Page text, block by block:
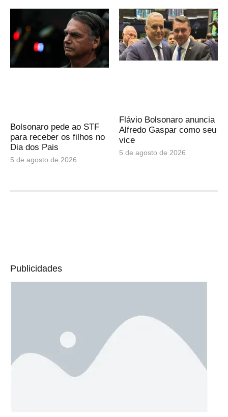
Bolsonaro pede ao STF
para receber os filhos no
Dia dos Pais
5 de agosto de 2026
Flávio Bolsonaro anuncia
Alfredo Gaspar como seu
vice
5 de agosto de 2026
Publicidades